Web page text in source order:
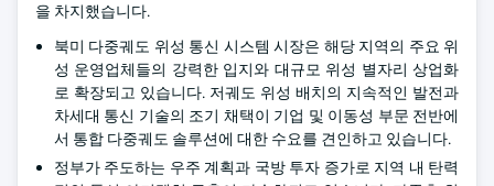
을 차지했습니다.
북미 다중궤도 위성 통신 시스템 시장은 해당 지역의 주요 위
성 운영업체들의 강력한 입지와 대규모 위성 별자리 상업화
로 확장되고 있습니다. 저궤도 위성 배치의 지속적인 발전과
차세대 통신 기술의 조기 채택이 기업 및 이동성 부문 전반에
서 통합 다중궤도 솔루션에 대한 수요를 견인하고 있습니다.
정부가 주도하는 우주 계획과 국방 투자 증가로 지역 내 탄력